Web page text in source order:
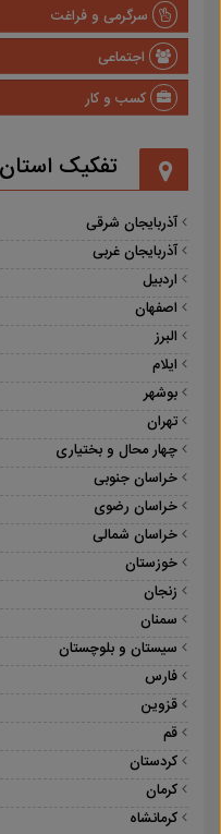
سرگرمی و فراغت
اجتماعی
کسب و کار
تفکیک
آذربایجان شرقی
آذربایجان غربی
اردبیل
اصفهان
البرز
ایلام
بوشهر
تهران
چهار محال و بختیاری
خراسان جنوبی
خراسان رضوی
خراسان شمالی
خوزستان
زنجان
سمنان
سیستان و بلوچستان
فارس
قزوین
قم
کردستان
کرمان
کرمانشاه